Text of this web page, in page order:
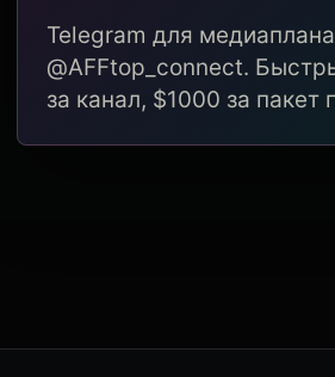
Telegram для
@AFFtop_connect.
за канал, $1000 за пакет